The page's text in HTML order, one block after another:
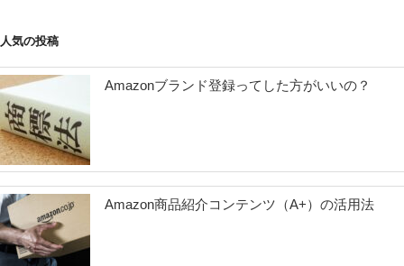
AI
し
た
人気の投稿
Amazonブランド登録ってした方がいいの？
Amazon商品紹介コンテンツ（A+）の活用法